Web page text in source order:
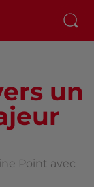
un
Point avec